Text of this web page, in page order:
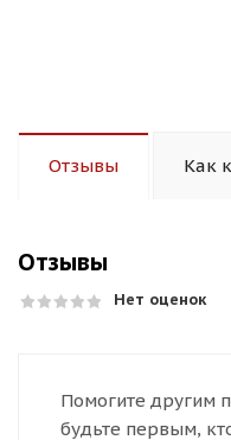
Отзывы Как
Отзывы
Нет оценок
Помогите другим
будьте первым,